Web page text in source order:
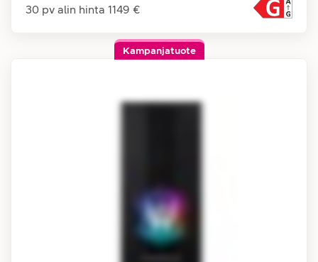
30 pv alin hinta 1149 €
Kampanjatuote